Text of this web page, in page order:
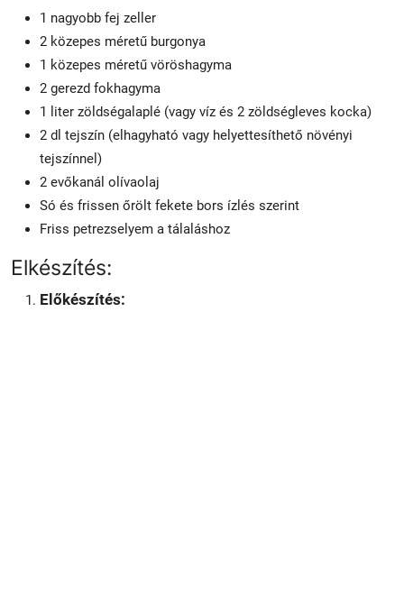
1 nagyobb fej zeller
2 közepes méretű burgonya
1 közepes méretű vöröshagyma
2 gerezd fokhagyma
1 liter zöldségalaplé (vagy víz és 2 zöldségleves kocka)
2 dl tejszín (elhagyható vagy helyettesíthető növényi
tejszínnel)
2 evőkanál olívaolaj
Só és frissen őrölt fekete bors ízlés szerint
Friss petrezselyem a tálaláshoz
Elkészítés:
Előkészítés: